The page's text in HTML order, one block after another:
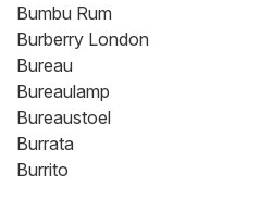
Bumbu Rum
Burberry London
Bureau
Bureaulamp
Bureaustoel
Burrata
Burrito